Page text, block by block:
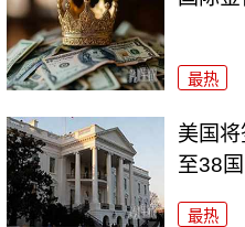
最热
美国
至38国
最热